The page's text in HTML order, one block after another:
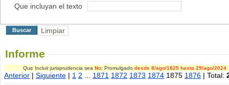
Que incluyan el texto
Informe
Que Incluir jurisprudencia sea No; Promulgado desde 8/ago/1825 hasta 29/ago/2024
Anterior |Siguiente | 1 2 1871 1872 1873 1874 1875 1876 | Total: